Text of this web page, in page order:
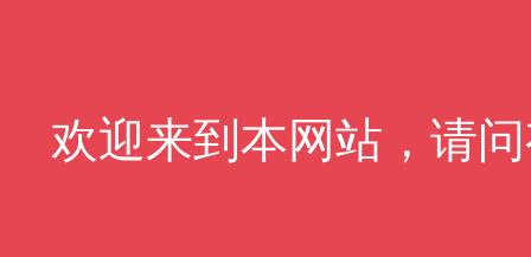
欢迎来到本网站，请